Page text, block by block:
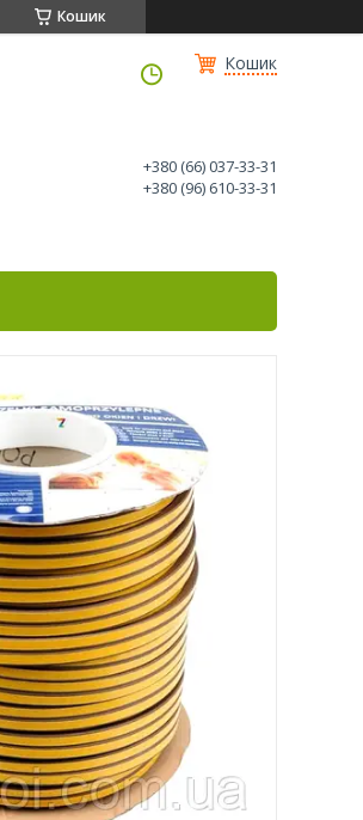
Кошик
Кошик
+380 (66) 037-33-31
+380 (96) 610-33-31